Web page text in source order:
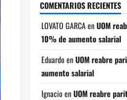
COMENTARIOS RECIENTES
LOVATO GARCAenUOM
10% de aumento salarial
Eduardo enUOM reabre
aumento salarial
Ignacio enUOM reabre